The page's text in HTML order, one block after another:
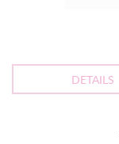
DETAILS